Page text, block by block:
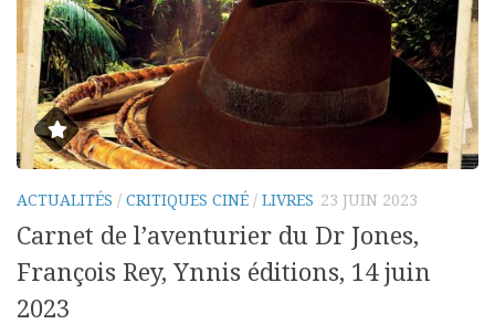
ACTUALITÉS / CRITIQUES CINÉ / LIVRES 23 JUIN 2023
Carnet de l’aventurier du Dr Jones,
François Rey, Ynnis éditions, 14 juin
2023